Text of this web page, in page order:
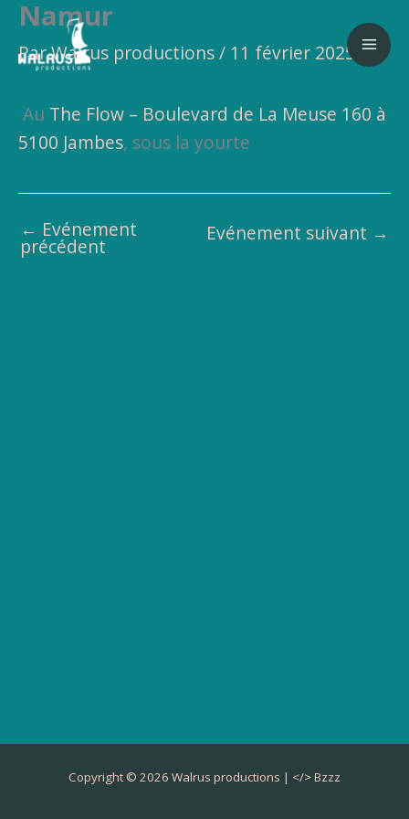
Aller
contenu
Namur
ParWalrus productions/ 11 février 2025
Au The Flow – Boulevard de La Meuse 160 à
5100 Jambes, sous la yourte
← Evénement
précédent
Evénement suivant →
Copyright © 2026 Walrus productions | </>Bzzz